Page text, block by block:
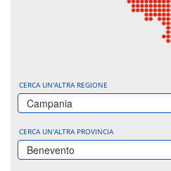
CERCA UN'ALTRA REGIONE
Campania
CERCA UN'ALTRA PROVINCIA
Benevento